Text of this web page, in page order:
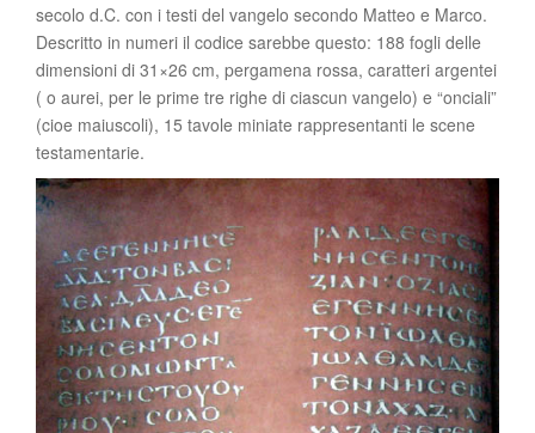
secolo d.C. con i testi del vangelo secondo Matteo e Marco.
Descritto in numeri il codice sarebbe questo: 188 fogli delle
dimensioni di 31×26 cm, pergamena rossa, caratteri argentei
( o aurei, per le prime tre righe di ciascun vangelo) e “onciali”
(cioe maiuscoli), 15 tavole miniate rappresentanti le scene
testamentarie.